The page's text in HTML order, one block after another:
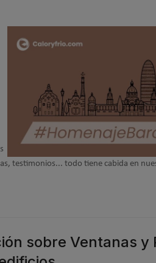
testimonios... todo tiene cabida en
sobre Ventanas y